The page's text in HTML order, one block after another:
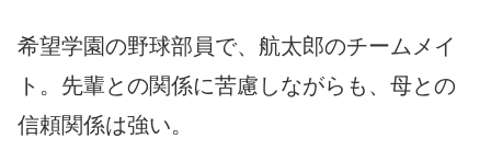
希望学園の野球部員で、航太郎のチームメイ
ト。先輩との関係に苦慮しながらも、母との
信頼関係は強い。